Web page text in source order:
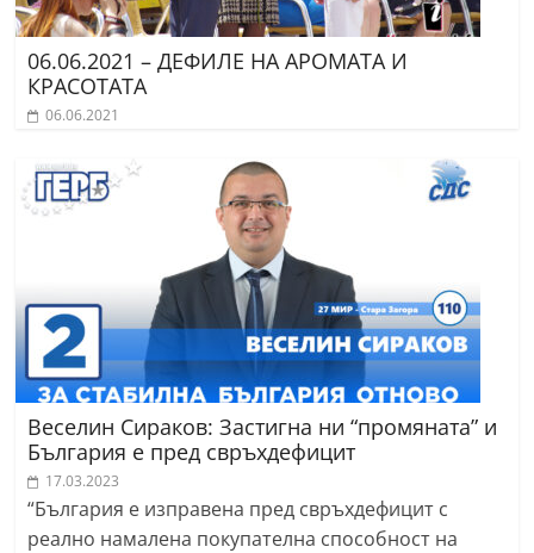
06.06.2021 – ДЕФИЛЕ НА АРОМАТА И
КРАСОТАТА
06.06.2021
Веселин Сираков: Застигна ни “промяната” и
България е пред свръхдефицит
17.03.2023
“България е изправена пред свръхдефицит с
реално намалена покупателна способност на